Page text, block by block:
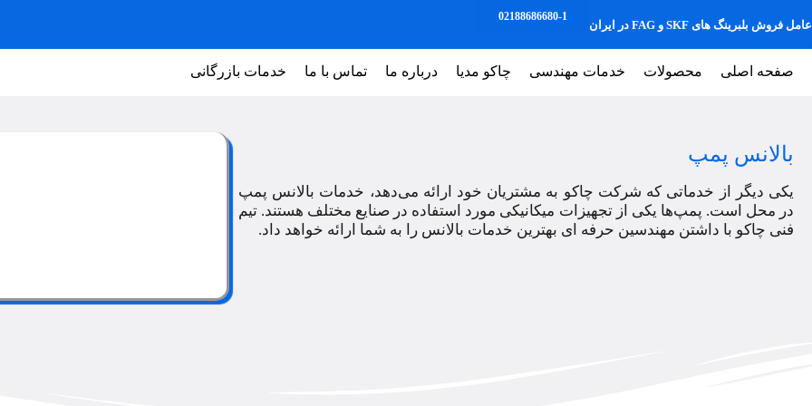
عامل فروش بلبرینگ های SKF و FAG در ایران
02188686680-1
صفحه اصلی محصولات خدمات مهندسی چاکو مدیا درباره ما تماس با ما خدمات بازرگانی
بالانس پمپ
یکی دیگر از خدماتی که شرکت چاکو به مشتریان خود ارائه می‌دهد، خدمات بالانس پمپ
در محل است. پمپ‌ها یکی از تجهیزات میکانیکی مورد استفاده در صنایع مختلف هستند. تیم
فنی چاکو با داشتن مهندسین حرفه ای بهترین خدمات بالانس را به شما ارائه خواهد داد.